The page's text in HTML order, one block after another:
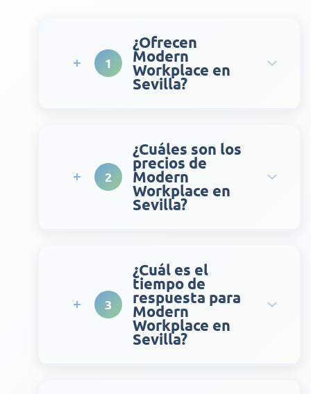
1
¿Ofrecen
Modern
Workplace en
Sevilla?
2
¿Cuáles son los
precios de
Modern
Workplace en
Sevilla?
3
¿Cuál es el
tiempo de
respuesta para
Modern
Workplace en
Sevilla?